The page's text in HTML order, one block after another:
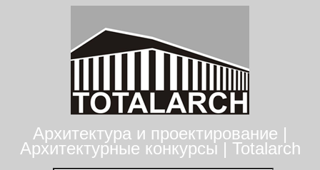
Архитектура и проектирование |
Архитектурные конкурсы | Totalarch